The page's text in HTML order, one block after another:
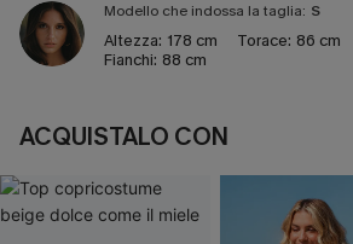
Modello che indossa la taglia: S
Altezza: 178 cm Torace: 86 cm
Fianchi: 88 cm
ACQUISTALO CON